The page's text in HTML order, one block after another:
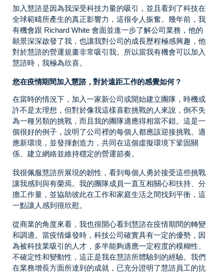
加入慧諮是因為我深受科技力量的吸引，並且看到了科技在
全球範疇所產生的真正影響力，這很令人振奮。幾年前，我
有機會跟 Richard White 會面並進一步了解公司業務，他的
願景深深啟發了我，也讓我對公司的成長歷程極感興趣，他
對於慧諮的營運規畫非常吸引我。所以當我有機會可以加入
慧諮時，我極為欣喜。
您在疫情期間加入慧諮，對於遠距工作的感覺如何？
在當時的情況下，加入一家新公司或開始建立團隊，時機或
許不是太理想，但對於像我這樣喜歡挑戰的人來說，倒不失
為一種另類的挑戰，而且我的團隊適應得相當不錯。這是一
個很好的例子，說明了公司裡的每個人都應該迎接挑戰、適
應新環境，並發揮創造力，共同在這個虛擬環境下鞏固關
係、建立網絡並維持穩定的營運節奏。
我很佩服慧諮所展現的韌性，看到每個人勇於接受這些挑戰
讓我感到與有榮焉。我的團隊成員一直互相關心和扶持、分
擔工作量，並協助彼此在工作和家庭生活之間找到平衡，這
一點讓人感到很欣慰。
從商業的角度來看，我也很開心看到慧諮在疫情期間的轉變
和調適。當疫情爆發時，科技公司確實具有一定的優勢，因
為被科技業吸引的人才，多半能夠適應一定程度的模糊性、
不確定性和變動性，這正是我在慧諮所體驗到的經驗。我們
在業務增長方面所達到的成就，已充分證明了慧諮員工的抗